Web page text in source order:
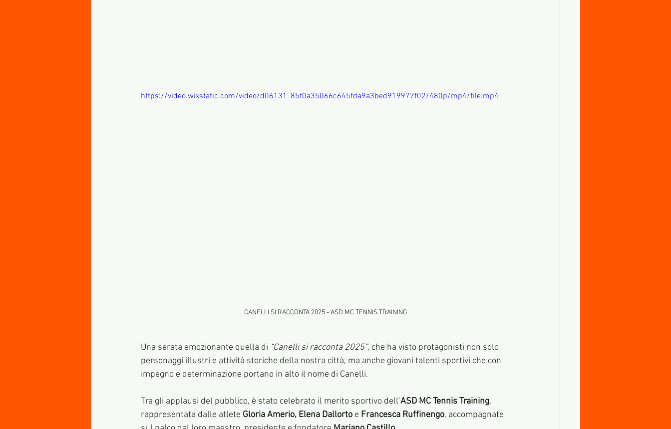
https://video.wixstatic.com/video/d06131_85f0a35066c645fda9a3bed919977f02/480p/mp4/file.mp4
CANELLI SI RACCONTA 2025 - ASD MC TENNIS TRAINING
Una serata emozionante quella di “Canelli si racconta 2025”, che ha visto protagonisti non solo
personaggi illustri e attività storiche della nostra città, ma anche giovani talenti sportivi che con
impegno e determinazione portano in alto il nome di Canelli.
Tra gli applausi del pubblico, è stato celebrato il merito sportivo dell’ASD MC Tennis Training,
rappresentata dalle atlete Gloria Amerio, Elena Dallorto e Francesca Ruffinengo, accompagnate